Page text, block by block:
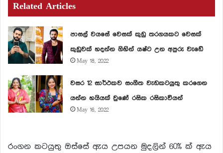
Related Articles
පාසල් වයසේ වෙසක් කුඩු තරගයකට වෙසක්
කුඩුවක් හදන්න ගිහින් යෂ්ට උන අපුරු වැඩේ
May 18, 2022
වසර 12 සාර්ථකව සංගීත වැඩකටයුතු කරගෙන
යන්න හයියක් වුණේ රසික රසිකාවියන්
May 16, 2022
රංගන කටයුතු ඔස්සේ ඇය උපයන මුදලින් 60% ක් ඇය